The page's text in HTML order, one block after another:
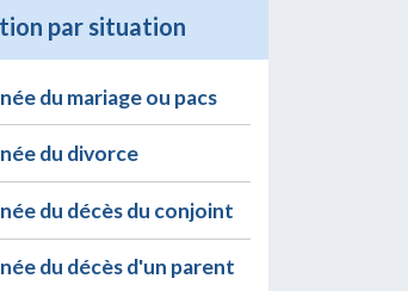
par situation
du mariage ou pacs
du divorce
du décès du conjoint
du décès d'un parent